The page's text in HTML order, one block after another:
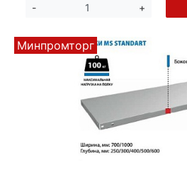
- +
Минпромторг